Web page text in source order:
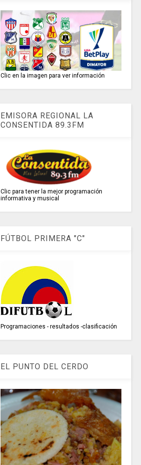
Clic en la imagen para ver información
EMISORA REGIONAL LA
CONSENTIDA 89.3FM
Clic para tener la mejor programación
informativa y musical
FÚTBOL PRIMERA "C"
Programaciones - resultados -clasificación
EL PUNTO DEL CERDO